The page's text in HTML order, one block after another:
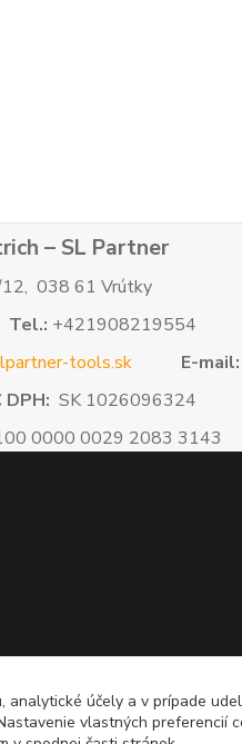
– SL Partner
12, 038 61 Vrútky
Tel.: +421908219554
tools.sk
E-mail:
DPH: SK 1026096324
0000 0029 2083 3143
analytické účely a v prípade
vlastných preferencií